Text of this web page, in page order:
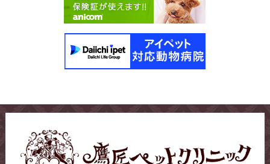
歯石除去、去勢手術、避妊手術にも対応して
います（予約制）
最新の医療機器、プラズマ治療も可能です。
お気軽にお問合せください。
＊当院では獣医師を募集しています。
✩フィラリア予防と、ノミ＆マダニ予防それ
ぞれ別のタイプ
5〜12月は2種類の予防薬を月1回のませる。
1〜4月は1種類(ノミ＆マダニ予防薬)をのませ
る。ノミ＆マダニ予防薬は、飲み薬とスポッ
✩スポットタイプ
もあります。(ただし、マダニ予防はできませ
んのでご注意ください。)